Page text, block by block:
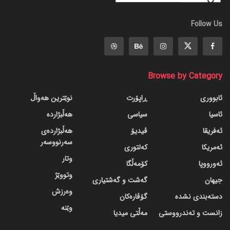
Follow Us
Browse by Category
ئابووری
ئاسیا
ئەفریقا
ئەمریکا
ئەورووپا
جیهان
دسته‌بندی نشده
زانست و تەندرووستی
ڕاپۆرت
سیاسی
ڤیدیۆ
کەلتوری
کۆمەڵگا
گه‌شت و گه‌شتیاری
گۆڤاره‌کان
مەڵتی میدیا
نوێترین هەواڵ
هەڵبژاردە
هەڵبژاردەی
سەرنووسەر
وتار
وتووێژ
وەرزش
وێنە